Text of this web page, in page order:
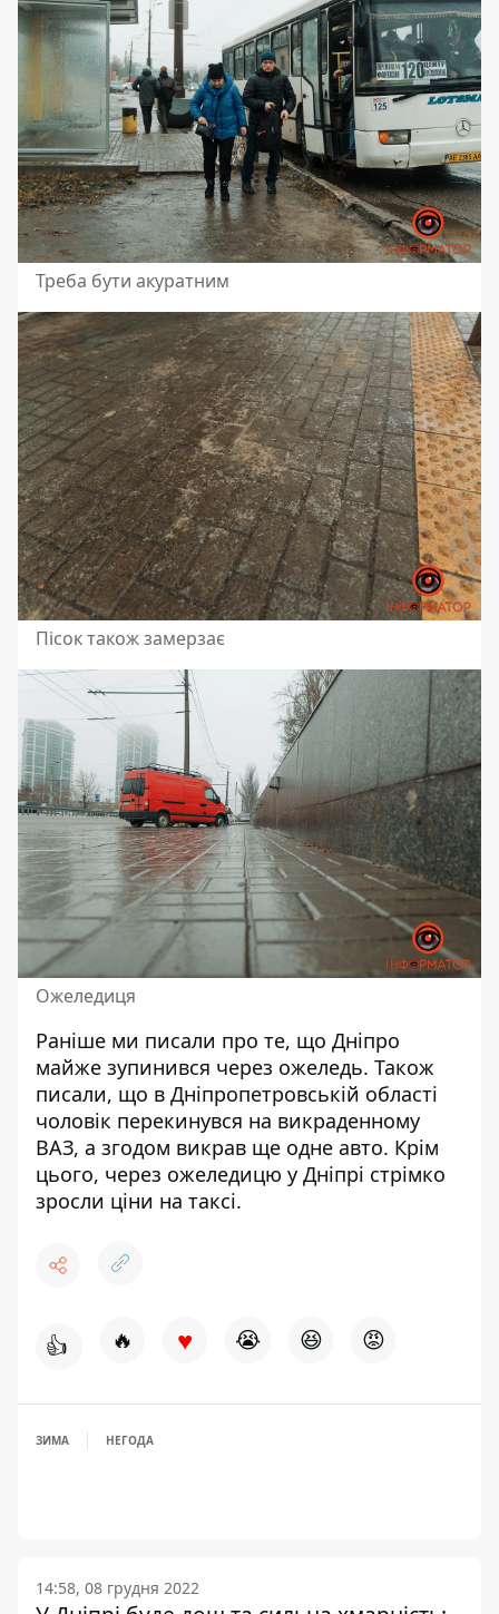
Треба бути акуратним
Пісок також замерзає
Ожеледиця
Раніше ми писали про те, що Дніпро
майже зупинився через ожеледь. Також
писали, що в Дніпропетровській області
чоловік перекинувся на викраденному
ВАЗ, а згодом викрав ще одне авто. Крім
цього, через ожеледицю у Дніпрі стрімко
зросли ціни на таксі.
👍 🔥 ♥ 😭 😆 😡
ЗИМА НЕГОДА
14:58, 08 грудня 2022